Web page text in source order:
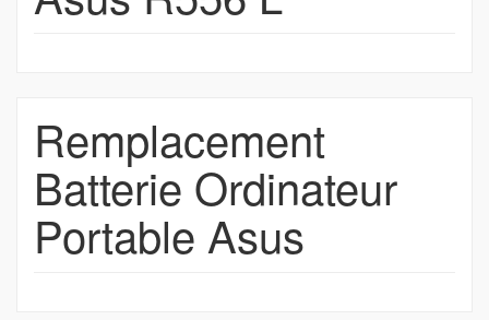
Remplacement
Batterie Ordinateur
Portable Asus